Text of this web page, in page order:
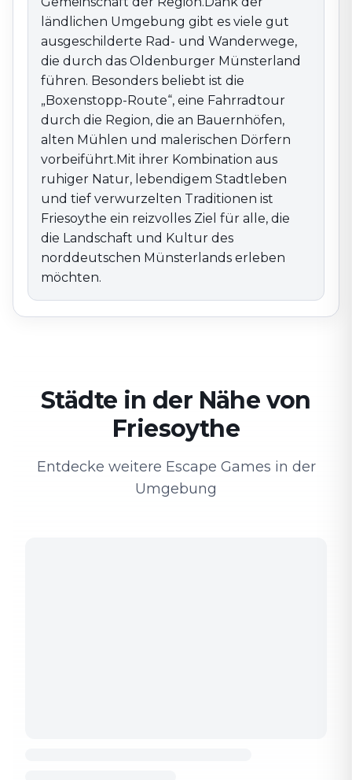
ländlichen Umgebung gibt es viele gut
ausgeschilderte Rad- und Wanderwege,
die durch das Oldenburger Münsterland
führen. Besonders beliebt ist die
„Boxenstopp-Route“, eine Fahrradtour
durch die Region, die an Bauernhöfen,
alten Mühlen und malerischen Dörfern
vorbeiführt.Mit ihrer Kombination aus
ruhiger Natur, lebendigem Stadtleben
und tief verwurzelten Traditionen ist
Friesoythe ein reizvolles Ziel für alle, die
die Landschaft und Kultur des
norddeutschen Münsterlands erleben
möchten.
Städte in der Nähe von
Friesoythe
Entdecke weitere Escape Games in der
Umgebung